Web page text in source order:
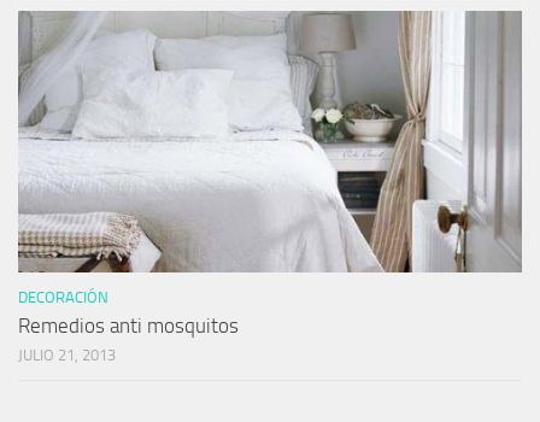
DECORACIÓN
Remedios anti mosquitos
JULIO 21, 2013